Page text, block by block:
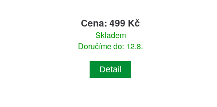
Cena: 499 Kč
Skladem
Doručíme do: 12.8.
Detail